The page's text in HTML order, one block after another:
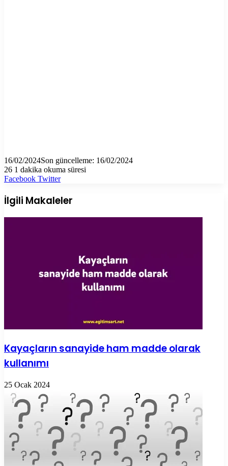
16/02/2024Son güncelleme: 16/02/2024
26 1 dakika okuma süresi
Facebook TwitterLinkedIn
Tumblr
Pinterest
Reddit
VKontakte
E-
ile
paylaş
Yazdır
İlgili Makaleler
Kayaçların sanayide ham madde olarak
kullanımı
25 Ocak 2024